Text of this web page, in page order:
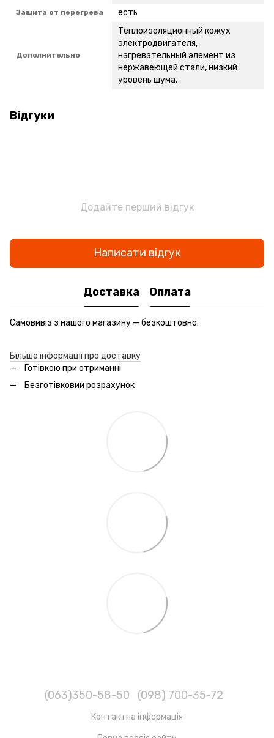
Защита от перегрева есть
Дополнительно
Теплоизоляционный кожух
электродвигателя,
нагревательный элемент из
нержавеющей стали, низкий
уровень шума.
Відгуки
Додайте перший відгук
Написати відгук
Доставка Оплата
Самовивіз з нашого магазину — безкоштовно.
Більше інформації про доставку
Готівкою при отриманні
Безготівковий розрахунок
(063)350-58-50 (098) 700-35-72
Контактна інформація